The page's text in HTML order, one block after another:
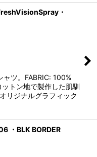
・
ツ。FABRIC: 100%
トン地で製作した肌馴
リジナルグラフィック
・BLK BORDER